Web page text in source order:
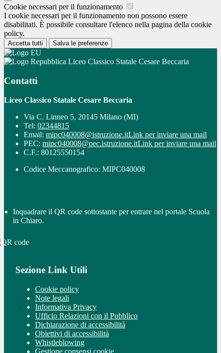
Cookie necessari per il funzionamento
I cookie necessari per il funzionamento non possono essere
disabilitati. È possibile consultare l'elenco nella pagina della cookie
policy.
Accetta tutti Salva le preferenze
Liceo Classico Statale Cesare Beccaria
Contatti
Liceo Classico Statale Cesare Beccaria
Via C. Linneo 5, 20145 Milano (MI)
Tel: 02344815
Email: mipc040008@istruzione.itLink per inviare una mail
PEC: mipc040008@pec.istruzione.itLink per inviare una mail
C.F.: 80125550154
Codice Meccanografico: MIPC040008
Inquadrare il QR code sottostante per entrare nel portale Scuola
in Chiaro.
Sezione Link Utili
Cookie policy
Note legali
Informativa Privacy
Ufficio Relazioni con il Pubblico
Dichiarazione di accessibilità
Obiettivi di accessibilità
Whistleblowing
Gestione consensi cookie